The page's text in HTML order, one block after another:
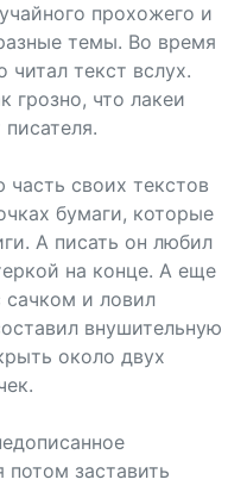
прохожего и
темы. Во время
текст вслух.
грозно, что лакеи
своих текстов
бумаги, которые
А писать он любил
на конце. А еще
сачком и ловил
внушительную
около двух
потом заставить